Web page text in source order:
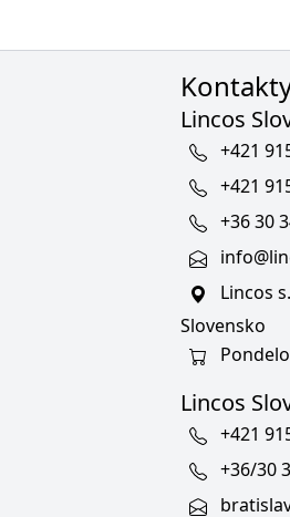
Lincos
+421
+421
+36 30
Lincos
Slovensko
Lincos
+421
+36/30